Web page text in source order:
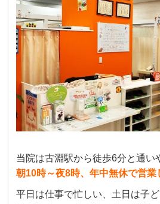
当院は古淵駅から徒歩6分と通い
朝10時～夜8時、年中無休で営業
平日は仕事で忙しい、土日は子